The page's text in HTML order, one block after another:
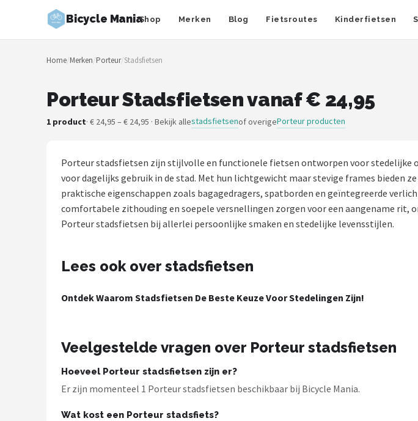
Bicycle ManiaShop Merken Blog Fietsroutes Kinderfietsen
Zoeken
NAVIGATIE
Merken
Fietsroutes
Kinderfietsen
Elektrische fietsen
Mountainbikes
POPULAIRE MERKEN
Home/Merken/Porteur/Stadsfietsen
Porteur Stadsfietsen vanaf € 24,95
1 product· € 24,95 – € 24,95 · Bekijk allestadsfietsenof overigePorteur producten
Porteur stadsfietsen zijn stijlvolle en functionele fietsen ontworpen voor stedelijke
voor dagelijks gebruik in de stad. Met hun lichtgewicht maar stevige frames
praktische eigenschappen zoals bagagedragers, spatborden en geïntegreerde
comfortabele zithouding en soepele versnellingen zorgen voor een aangename rit,
Porteur stadsfietsen bij allerlei persoonlijke smaken en stedelijke levensstijlen.
Lees ook over stadsfietsen
Ontdek Waarom Stadsfietsen De Beste Keuze Voor Stedelingen Zijn!
Veelgestelde vragen over Porteur stadsfietsen
Hoeveel Porteur stadsfietsen zijn er?
Er zijn momenteel 1 Porteur stadsfietsen beschikbaar bij Bicycle Mania.
Wat kost een Porteur stadsfiets?